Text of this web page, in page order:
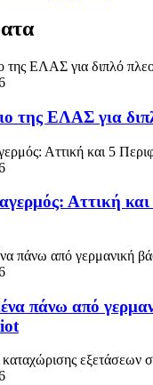
της ΕΛΑΣ για
Αττική και
πάνω από